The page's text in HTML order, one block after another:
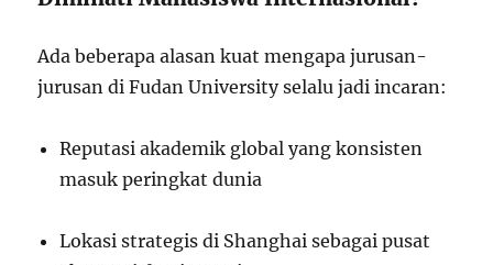
Ada beberapa alasan kuat mengapa jurusan-
jurusan di Fudan University selalu jadi incaran:
Reputasi akademik global yang konsisten
masuk peringkat dunia
Lokasi strategis di Shanghai sebagai pusat